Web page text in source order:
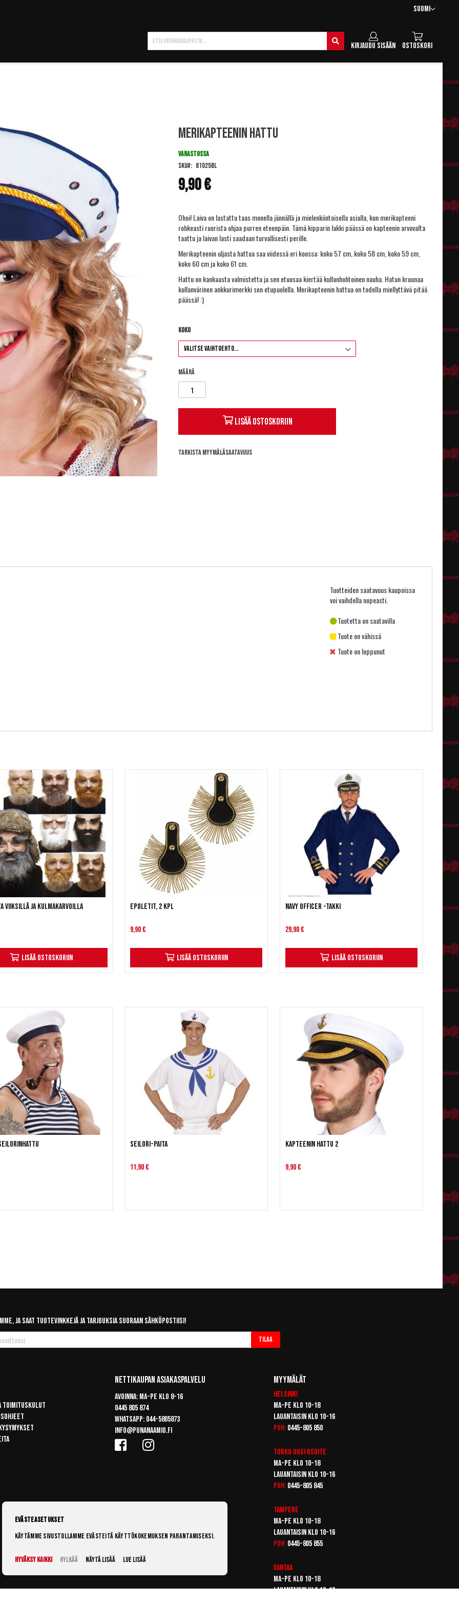
Kieli
Suomi
Ostoskori
Kirjaudu sisään
Hae
Merikapteenin hattu
9,90 €
VARASTOSSA
SKU
81025BL
Ohoi! Laiva on lastattu taas monella jännällä ja mielenkiintoisella asialla, kun merikapteeni
rohkeasti ruorista ohjaa purren eteenpäin. Tämä kipparin lakki päässä on kapteenin arvovalta
taattu ja laivan lasti saadaan turvallisesti perille.
Merikapteenin uljasta hattua saa viidessä eri koossa: koko 57 cm, koko 58 cm, koko 59 cm,
koko 60 cm ja koko 61 cm.
Hattu on kankaasta valmistettu ja sen etuosaa kiertää kullanhohtoinen nauha. Hatun kruunaa
kullanvärinen ankkurimerkki sen etupuolella. Merikapteenin hattua on todella miellyttävä pitää
päässä! :)
Koko
Määrä
Lisää ostoskoriin
Tarkista myymäläsaatavuus
Tuotteiden saatavuus kaupoissa
voi vaihdella nopeasti.
Tuotetta on saatavilla
Tuote on vähissä
Tuote on loppunut
viiksillä ja kulmakarvoilla
Lisää ostoskoriin
Epoletit, 2 kpl
9,90 €
Lisää ostoskoriin
Navy Officer -takki
29,90 €
Lisää ostoskoriin
Seilori-paita
11,90 €
Kapteenin hattu 2
9,90 €
ja saat tuotevinkkejä ja tarjouksia suoraan sähköpostiisi!
Tilaa
toimituskulut
Nettikaupan Asiakaspalvelu
Avoinna: Ma-pe klo 8-16
0445 805 874
Whatsapp: 044-5805873
info@punanaamio.fi
Myymälät
Helsinki
Ma-pe klo 10-18
Lauantaisin klo 10-16
Puh: 0445-805 850
Turku Uusi osoite
Ma-pe klo 10-18
Lauantaisin klo 10-16
Puh: 0445-805 845
Tampere
Ma-pe klo 10-18
Lauantaisin klo 10-16
Puh: 0445-805 855
Vantaa
Ma-pe klo 10-18
Lauantaisin klo 10-16
Evästeasetukset
Käytämme sivustollamme evästeitä käyttökokemuksen parantamiseksi.
Hyväksy kaikki Hylkää Näytä lisää Lue lisää